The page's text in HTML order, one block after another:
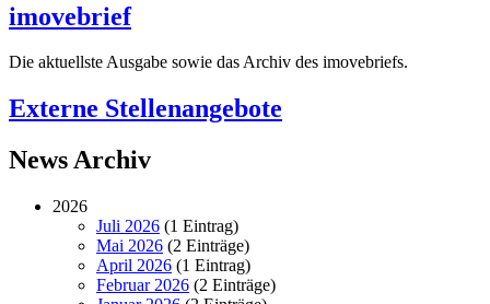
imovebrief
Die aktuellste Ausgabe sowie das Archiv des imovebriefs.
Externe Stellenangebote
News Archiv
2026
Juli 2026 (1 Eintrag)
Mai 2026 (2 Einträge)
April 2026 (1 Eintrag)
Februar 2026 (2 Einträge)